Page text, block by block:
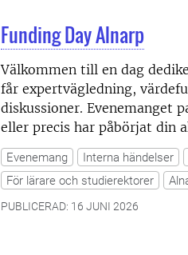
Funding Day Alnarp
Välkommen till en dag
får expertvägledning,
diskussioner. Evenemanget
eller precis har påbörjat din
Evenemang Interna händelser
För lärare och studierektorer
PUBLICERAD: 16 JUNI 2026